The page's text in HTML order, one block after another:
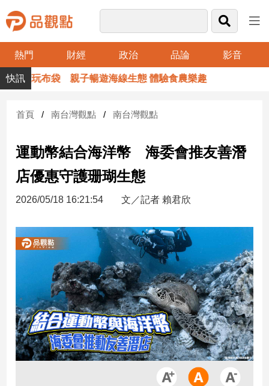
熱門 財經 政治 品論 影音
品
觀
財
台
灣
財
新
產
經/
地
產
品
假玩布袋 親子暢遊海線生態 體驗食農樂趣
首頁 南台灣觀點 南台灣觀點
運動幣結合海洋幣 海委會推友善潛
店優惠守護珊瑚生態
2026/05/18 16:21:54 文／記者 賴君欣